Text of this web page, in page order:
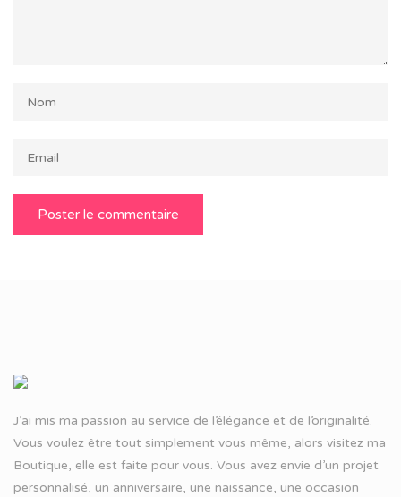
J’ai mis ma passion au service de l’élégance et de l’originalité.
Vous voulez être tout simplement vous même, alors visitez ma
Boutique, elle est faite pour vous. Vous avez envie d’un projet
personnalisé, un anniversaire, une naissance, une occasion